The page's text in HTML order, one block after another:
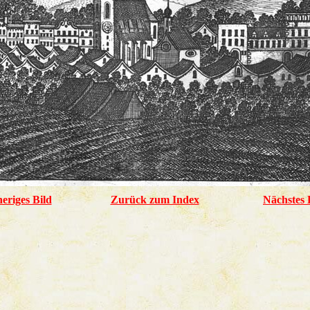
Bild Zurück zum Index Nächstes